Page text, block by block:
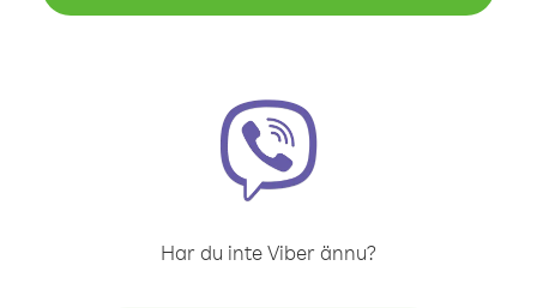
Har du inte Viber ännu?